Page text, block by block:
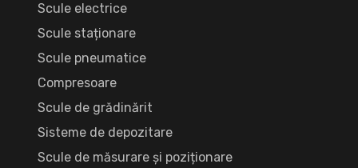
Scule electrice
Scule staționare
Scule pneumatice
Compresoare
Scule de grădinărit
Sisteme de depozitare
Scule de măsurare și poziționare